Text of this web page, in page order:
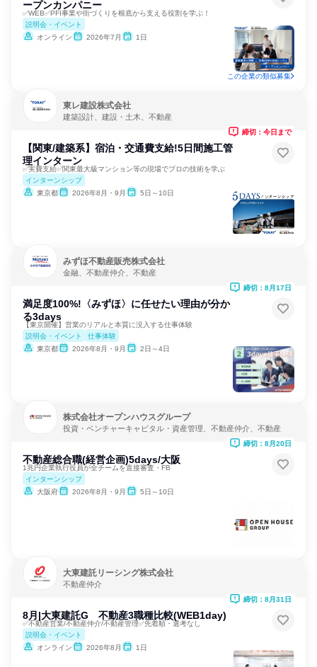
ープンカンパニー
✅WEB✅PFI事業や街づくりを根底から支える役割を学ぶ！
説明会・イベント
オンライン
2026年7月 1日
この企業の類似募集
東レ建設株式会社
建築設計、建設・土木、不動産
【関東/建築系】宿泊・交通費支給!5日間施工管
理インターン
✅実費支給✅関東最大級マンション等の現場でプロの技術を学ぶ
インターンシップ
東京都
2026年8月・9月 5日～10日
締切：今日まで
みずほ不動産販売株式会社
金融、不動産仲介、不動産
満足度100%!〈みずほ〉に任せたい理由が分か
る3days
【東京開催】営業のリアルと本質に没入する仕事体験
説明会・イベント
仕事体験
東京都
2026年8月・9月 2日～4日
締切：8月17日
株式会社オープンハウスグループ
投資・ベンチャーキャピタル・資産管理、不動産仲介、不動産
不動産総合職(経営企画)5days/大阪
1兆円企業執行役員が全チームを直接審査・FB
インターンシップ
大阪府
2026年8月・9月 5日～10日
締切：8月20日
大東建託リーシング株式会社
不動産仲介
8月|大東建託G 不動産3職種比較(WEB1day)
✅不動産営業/不動産仲介/不動産管理✅先着順・選考なし
説明会・イベント
オンライン
2026年8月 1日
締切：8月31日